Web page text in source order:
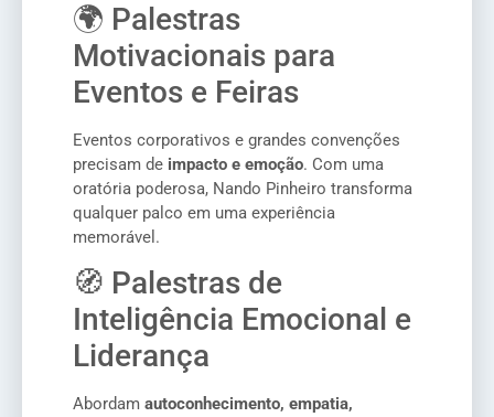
🌍 Palestras
Motivacionais para
Eventos e Feiras
Eventos corporativos e grandes convenções
precisam de impacto e emoção. Com uma
oratória poderosa, Nando Pinheiro transforma
qualquer palco em uma experiência
memorável.
🧭 Palestras de
Inteligência Emocional e
Liderança
Abordam autoconhecimento, empatia,